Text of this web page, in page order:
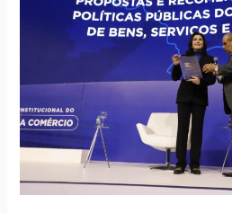
participação
de
Tebet